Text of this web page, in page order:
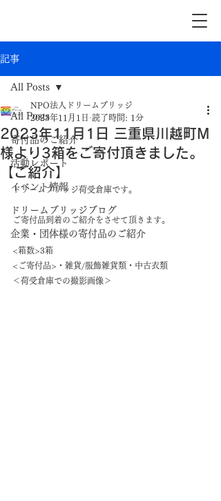
記事
All Posts
寄付品のご紹介
活動レポート
イベント情報
ドリームブリッジブログ
企業・団体様の寄付品のご紹介
All Posts
2023年11月1日 三重県川越町M
様より3箱をご寄付頂きました。
【ご紹介】
NPO法人ドリームブリッジ
2023年11月1日 読了時間: 1分
ドリームブリッジ荷受倉庫です。
ご寄付品到着のご紹介をさせて頂きます。
<箱数>3箱
<ご寄付品>・雑貨/服飾雑貨類・中古衣類
＜荷受倉庫での撮影画像＞